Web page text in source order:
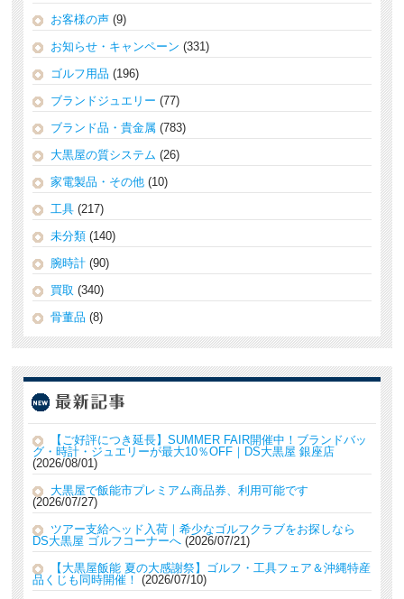
お客様の声 (9)
お知らせ・キャンペーン (331)
ゴルフ用品 (196)
ブランドジュエリー (77)
ブランド品・貴金属 (783)
大黒屋の質システム (26)
家電製品・その他 (10)
工具 (217)
未分類 (140)
腕時計 (90)
買取 (340)
骨董品 (8)
【ご好評につき延長】SUMMER FAIR開催中！ブランドバッ
グ・時計・ジュエリーが最大10％OFF｜DS大黒屋 銀座店
2026/08/01
大黒屋で飯能市プレミアム商品券、利用可能です
2026/07/27
ツアー支給ヘッド入荷｜希少なゴルフクラブをお探しなら
DS大黒屋 ゴルフコーナーへ 2026/07/21
【大黒屋飯能 夏の大感謝祭】ゴルフ・工具フェア＆沖縄特産
品くじも同時開催！
2026/07/10